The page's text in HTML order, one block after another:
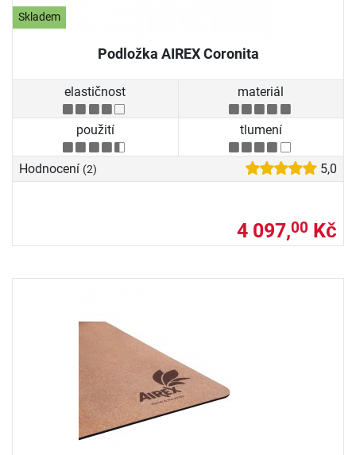
Skladem
Podložka AIREX Coronita
elastičnost materiál
použití tlumení
Hodnocení (2) 5,0
4 097,00 Kč